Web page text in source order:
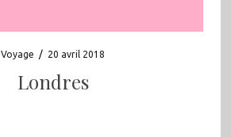
Voyage / 20 avril 2018
Londres